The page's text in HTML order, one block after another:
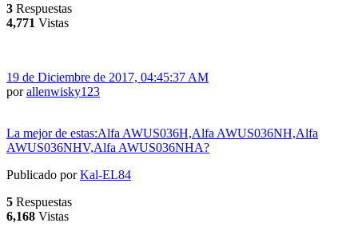
3 Respuestas
4,771 Vistas
19 de Diciembre de 2017, 04:45:37 AM
porallenwisky123
La mejor de estas:Alfa AWUS036H,Alfa AWUS036NH,Alfa
AWUS036NHV,Alfa AWUS036NHA?
Publicado porKal-EL84
5 Respuestas
6,168 Vistas